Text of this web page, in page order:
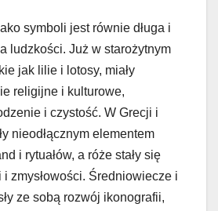
symboli jest równie długa i
ludzkości. Już w starożytnym
jak lilie i lotosy, miały
religijne i kulturowe,
i czystość. W Grecji i
nieodłącznym elementem
i rytuałów, a róże stały się
i zmysłowości. Średniowiecze i
ze sobą rozwój ikonografii,